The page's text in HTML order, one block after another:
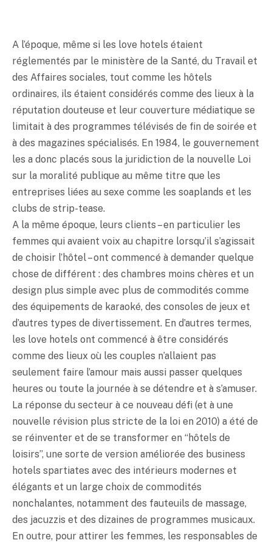
A l’époque, même si les love hotels étaient
réglementés par le ministère de la Santé, du Travail et
des Affaires sociales, tout comme les hôtels
ordinaires, ils étaient considérés comme des lieux à la
réputation douteuse et leur couverture médiatique se
limitait à des programmes télévisés de fin de soirée et
à des magazines spécialisés. En 1984, le gouvernement
les a donc placés sous la juridiction de la nouvelle Loi
sur la moralité publique au même titre que les
entreprises liées au sexe comme les soaplands et les
clubs de strip-tease.
A la même époque, leurs clients – en particulier les
femmes qui avaient voix au chapitre lorsqu’il s’agissait
de choisir l’hôtel – ont commencé à demander quelque
chose de différent : des chambres moins chères et un
design plus simple avec plus de commodités comme
des équipements de karaoké, des consoles de jeux et
d’autres types de divertissement. En d’autres termes,
les love hotels ont commencé à être considérés
comme des lieux où les couples n’allaient pas
seulement faire l’amour mais aussi passer quelques
heures ou toute la journée à se détendre et à s’amuser.
La réponse du secteur à ce nouveau défi (et à une
nouvelle révision plus stricte de la loi en 2010) a été de
se réinventer et de se transformer en “hôtels de
loisirs”, une sorte de version améliorée des business
hotels spartiates avec des intérieurs modernes et
élégants et un large choix de commodités
nonchalantes, notamment des fauteuils de massage,
des jacuzzis et des dizaines de programmes musicaux.
En outre, pour attirer les femmes, les responsables de